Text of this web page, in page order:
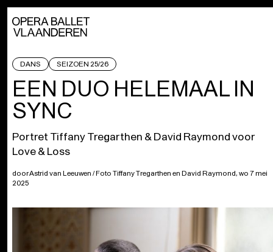
DANS SEIZOEN 25/26
EEN DUO HELEMAAL IN
SYNC
Portret Tiffany Tregarthen & David Raymond voor
Love & Loss
door Astrid van Leeuwen / Foto Tiffany Tregarthen en David Raymond, wo 7 mei
2025